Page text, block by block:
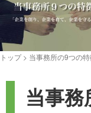
トップ> 当事務所の9つの
当事